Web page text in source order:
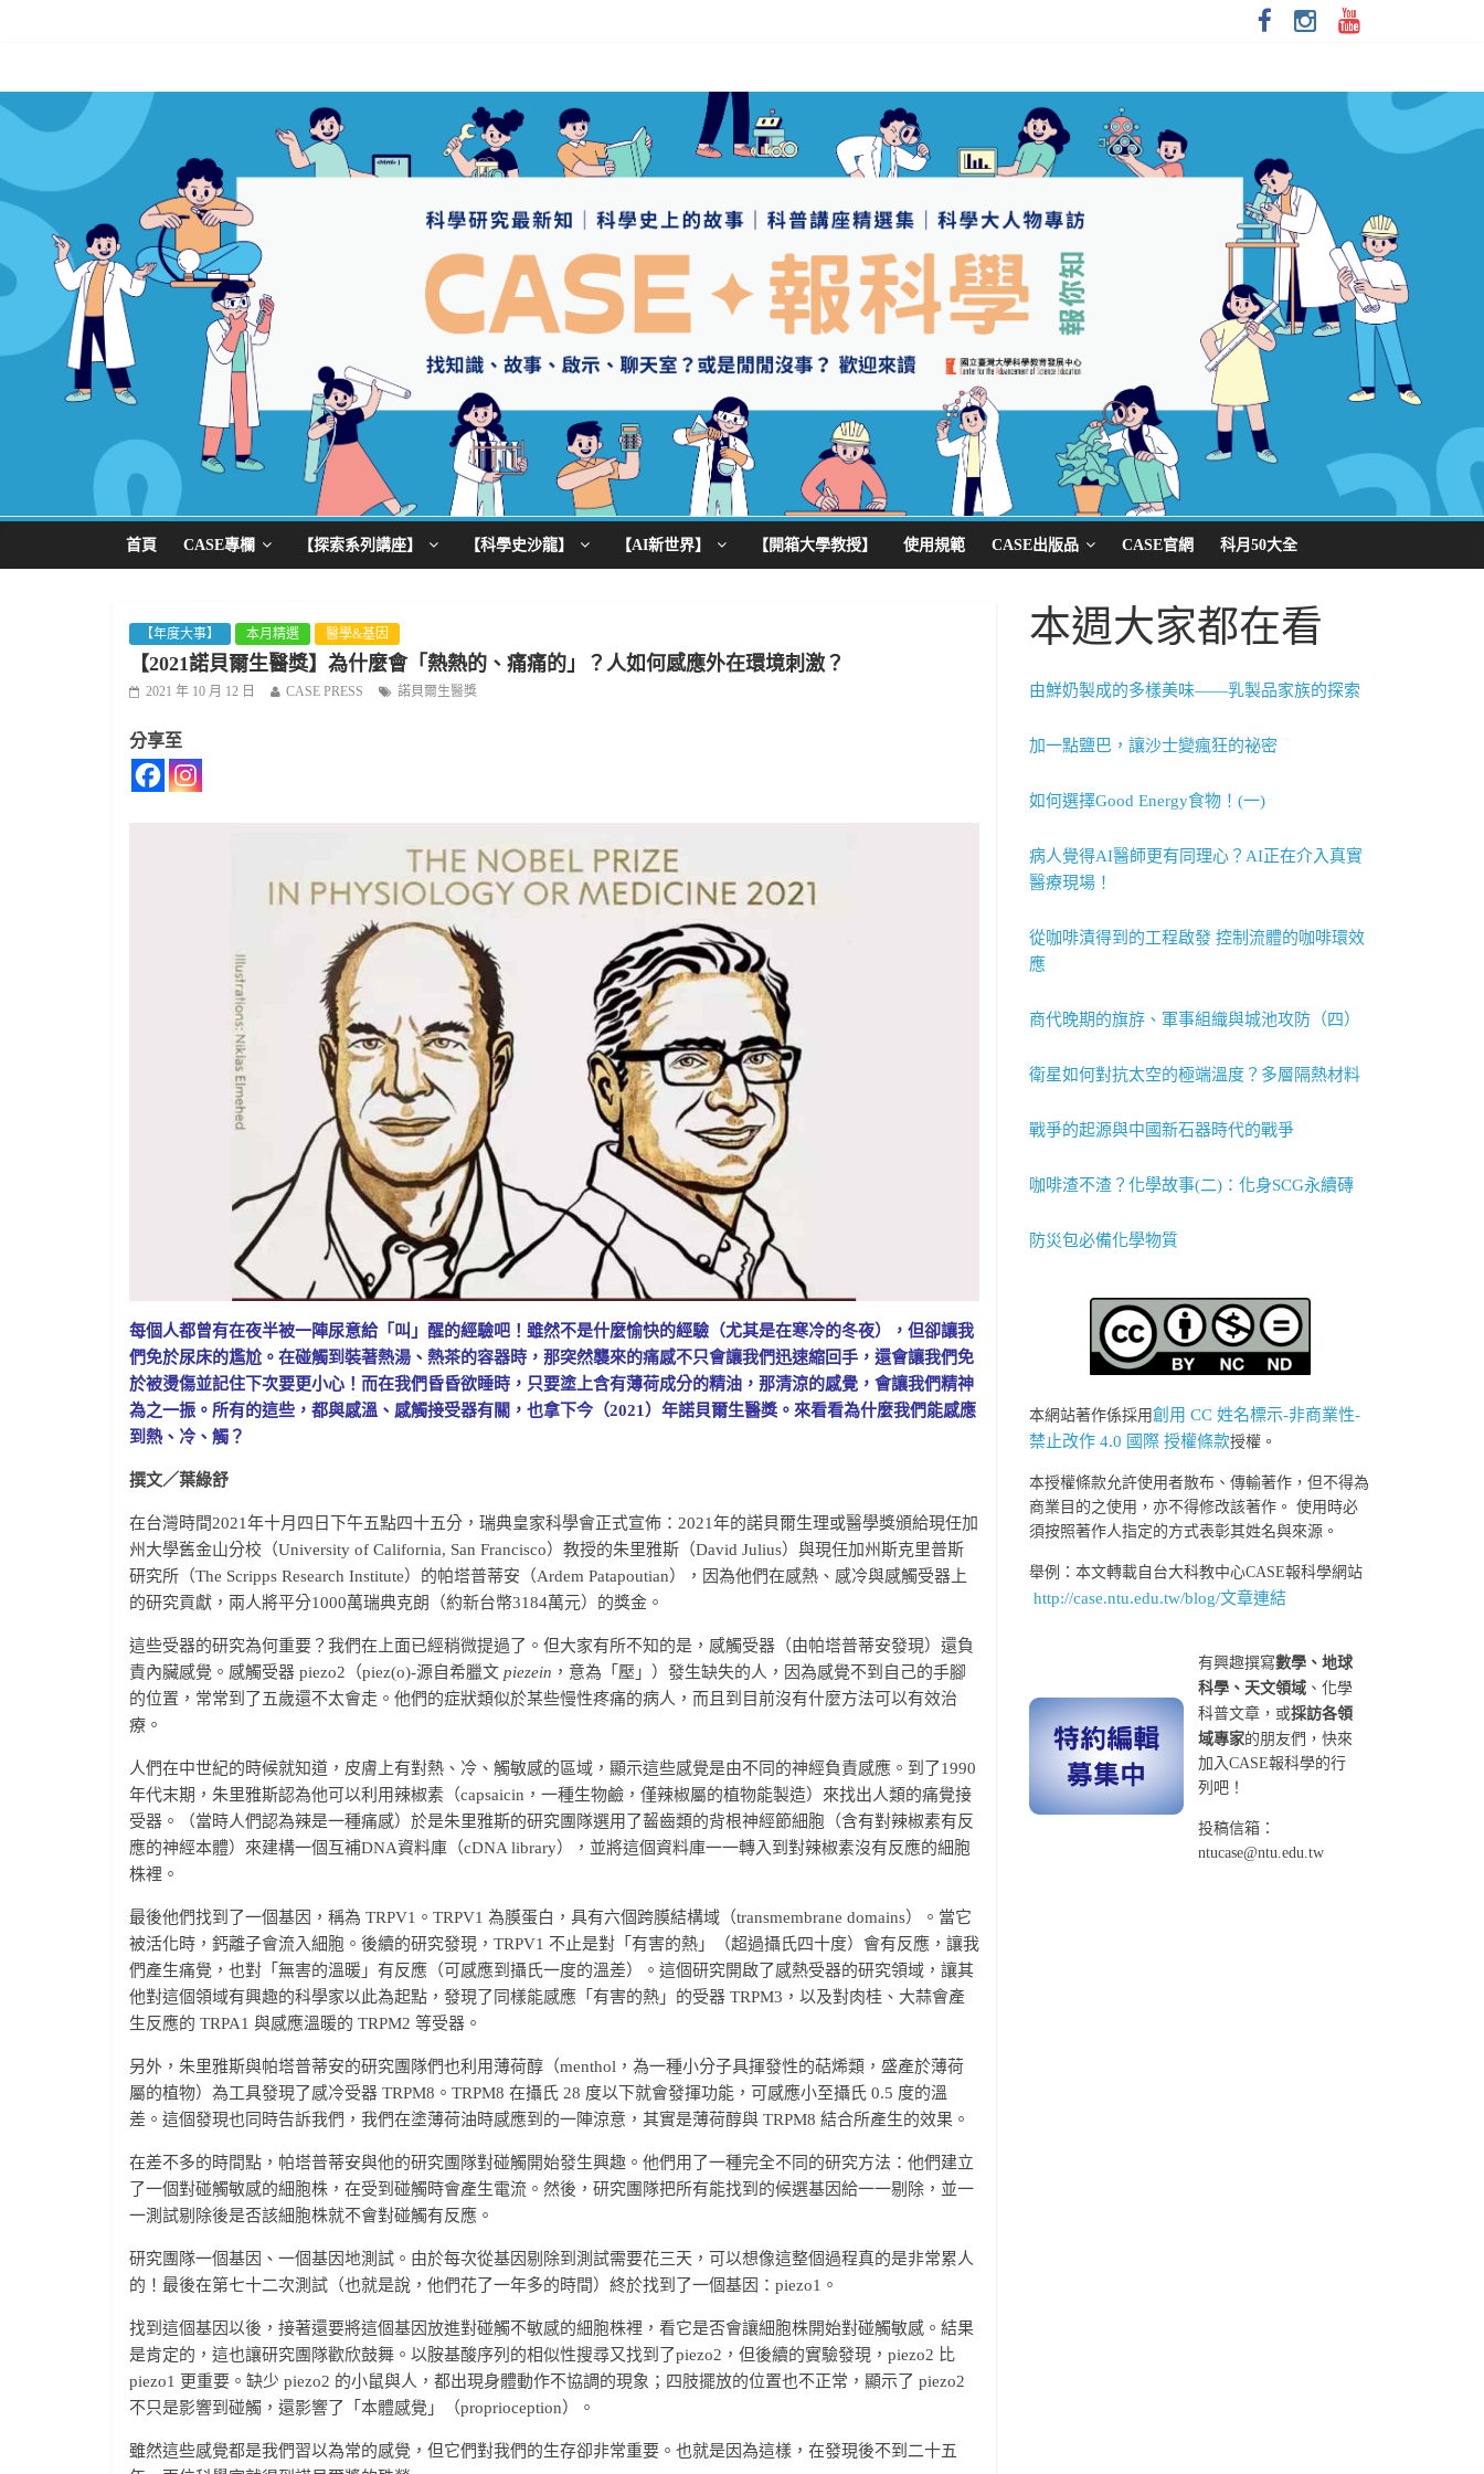
首頁 CASE專欄 【探索系列講座】 【科學史沙龍】 【AI新世界】 【開箱大學教授】 使用規範 CASE出版品 CASE官網 科月50大全
【年度大事】 本月精選 醫學&基因
【2021諾貝爾生醫獎】為什麼會「熱熱的、痛痛的」？人如何感應外在環境刺激？
2021 年 10 月 12 日 CASE PRESS 諾貝爾生醫獎
分享至
每個人都曾有在夜半被一陣尿意給「叫」醒的經驗吧！雖然不是什麼愉快的經驗（尤其是在寒冷的冬夜），但卻讓我
們免於尿床的尷尬。在碰觸到裝著熱湯、熱茶的容器時，那突然襲來的痛感不只會讓我們迅速縮回手，還會讓我們免
於被燙傷並記住下次要更小心！而在我們昏昏欲睡時，只要塗上含有薄荷成分的精油，那清涼的感覺，會讓我們精神
為之一振。所有的這些，都與感溫、感觸接受器有關，也拿下今（2021）年諾貝爾生醫獎。來看看為什麼我們能感應
到熱、冷、觸？
撰文／葉綠舒
在台灣時間2021年十月四日下午五點四十五分，瑞典皇家科學會正式宣佈：2021年的諾貝爾生理或醫學獎頒給現任加
州大學舊金山分校（University of California, San Francisco）教授的朱里雅斯（David Julius）與現任加州斯克里普斯
研究所（The Scripps Research Institute）的帕塔普蒂安（Ardem Patapoutian），因為他們在感熱、感冷與感觸受器上
的研究貢獻，兩人將平分1000萬瑞典克朗（約新台幣3184萬元）的獎金。
這些受器的研究為何重要？我們在上面已經稍微提過了。但大家有所不知的是，感觸受器（由帕塔普蒂安發現）還負
責內臟感覺。感觸受器 piezo2（piez(o)-源自希臘文 piezein ，意為「壓」）發生缺失的人，因為感覺不到自己的手腳
的位置，常常到了五歲還不太會走。他們的症狀類似於某些慢性疼痛的病人，而且到目前沒有什麼方法可以有效治
療。
人們在中世紀的時候就知道，皮膚上有對熱、冷、觸敏感的區域，顯示這些感覺是由不同的神經負責感應。到了1990
年代末期，朱里雅斯認為他可以利用辣椒素（capsaicin，一種生物鹼，僅辣椒屬的植物能製造）來找出人類的痛覺接
受器。（當時人們認為辣是一種痛感）於是朱里雅斯的研究團隊選用了齧齒類的背根神經節細胞（含有對辣椒素有反
應的神經本體）來建構一個互補DNA資料庫（cDNA library），並將這個資料庫一一轉入到對辣椒素沒有反應的細胞
株裡。
最後他們找到了一個基因，稱為 TRPV1。TRPV1 為膜蛋白，具有六個跨膜結構域（transmembrane domains）。當它
被活化時，鈣離子會流入細胞。後續的研究發現，TRPV1 不止是對「有害的熱」（超過攝氏四十度）會有反應，讓我
們產生痛覺，也對「無害的溫暖」有反應（可感應到攝氏一度的溫差）。這個研究開啟了感熱受器的研究領域，讓其
他對這個領域有興趣的科學家以此為起點，發現了同樣能感應「有害的熱」的受器 TRPM3，以及對肉桂、大蒜會產
生反應的 TRPA1 與感應溫暖的 TRPM2 等受器。
另外，朱里雅斯與帕塔普蒂安的研究團隊們也利用薄荷醇（menthol，為一種小分子具揮發性的萜烯類，盛產於薄荷
屬的植物）為工具發現了感冷受器 TRPM8。TRPM8 在攝氏 28 度以下就會發揮功能，可感應小至攝氏 0.5 度的溫
差。這個發現也同時告訴我們，我們在塗薄荷油時感應到的一陣涼意，其實是薄荷醇與 TRPM8 結合所產生的效果。
在差不多的時間點，帕塔普蒂安與他的研究團隊對碰觸開始發生興趣。他們用了一種完全不同的研究方法：他們建立
了一個對碰觸敏感的細胞株，在受到碰觸時會產生電流。然後，研究團隊把所有能找到的候選基因給一一剔除，並一
一測試剔除後是否該細胞株就不會對碰觸有反應。
研究團隊一個基因、一個基因地測試。由於每次從基因剔除到測試需要花三天，可以想像這整個過程真的是非常累人
的！最後在第七十二次測試（也就是說，他們花了一年多的時間）終於找到了一個基因：piezo1。
找到這個基因以後，接著還要將這個基因放進對碰觸不敏感的細胞株裡，看它是否會讓細胞株開始對碰觸敏感。結果
是肯定的，這也讓研究團隊歡欣鼓舞。以胺基酸序列的相似性搜尋又找到了piezo2，但後續的實驗發現，piezo2 比
piezo1 更重要。缺少 piezo2 的小鼠與人，都出現身體動作不協調的現象；四肢擺放的位置也不正常，顯示了 piezo2
不只是影響到碰觸，還影響了「本體感覺」（proprioception）。
雖然這些感覺都是我們習以為常的感覺，但它們對我們的生存卻非常重要。也就是因為這樣，在發現後不到二十五
本週大家都在看
由鮮奶製成的多樣美味——乳製品家族的探索
加一點鹽巴，讓沙士變瘋狂的祕密
如何選擇Good Energy食物！(一)
病人覺得AI醫師更有同理心？AI正在介入真實
醫療現場！
從咖啡漬得到的工程啟發 控制流體的咖啡環效
應
商代晚期的旗斿、軍事組織與城池攻防（四）
衛星如何對抗太空的極端溫度？多層隔熱材料
戰爭的起源與中國新石器時代的戰爭
咖啡渣不渣？化學故事(二)：化身SCG永續磚
防災包必備化學物質
本網站著作係採用創用 CC 姓名標示-非商業性-
禁止改作 4.0 國際 授權條款授權。
本授權條款允許使用者散布、傳輸著作，但不得為
商業目的之使用，亦不得修改該著作。 使用時必
須按照著作人指定的方式表彰其姓名與來源。
舉例：本文轉載自台大科教中心CASE報科學網站
http://case.ntu.edu.tw/blog/文章連結
有興趣撰寫數學、地球
科學、天文領域 、化學
科普文章，或採訪各領
域專家的朋友們，快來
加入CASE報科學的行
列吧！
投稿信箱：
ntucase@ntu.edu.tw